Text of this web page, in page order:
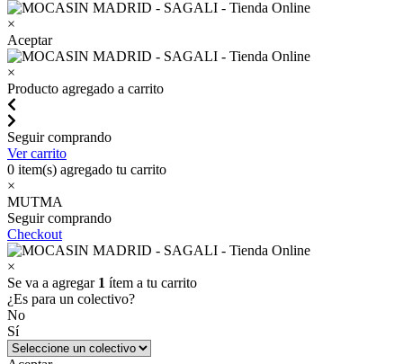
×
Aceptar
×
Producto agregado a carrito
Seguir comprando
Ver carrito
0 item(s) agregado tu carrito
×
MUTMA
Seguir comprando
Checkout
×
Se va a agregar 1 ítem a tu carrito
¿Es para un colectivo?
No
Sí